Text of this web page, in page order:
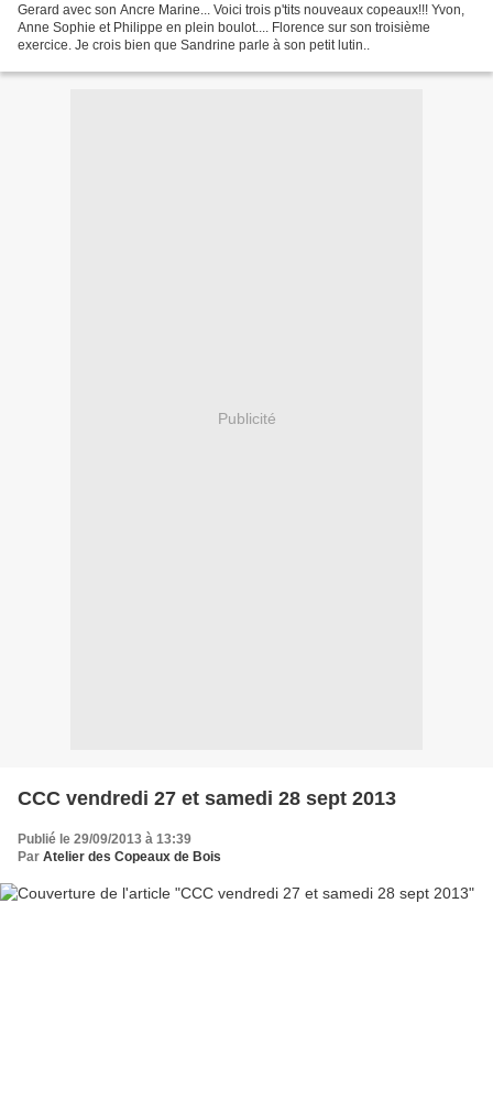
Gerard avec son Ancre Marine... Voici trois p'tits nouveaux copeaux!!! Yvon,
Anne Sophie et Philippe en plein boulot.... Florence sur son troisième
exercice. Je crois bien que Sandrine parle à son petit lutin..
Publicité
CCC vendredi 27 et samedi 28 sept 2013
Publié le 29/09/2013 à 13:39
Par Atelier des Copeaux de Bois